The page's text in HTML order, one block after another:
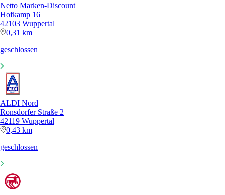
Netto Marken-Discount
Hofkamp 16
42103 Wuppertal
0,31 km
geschlossen
ALDI Nord
Ronsdorfer Straße 2
42119 Wuppertal
0,43 km
geschlossen